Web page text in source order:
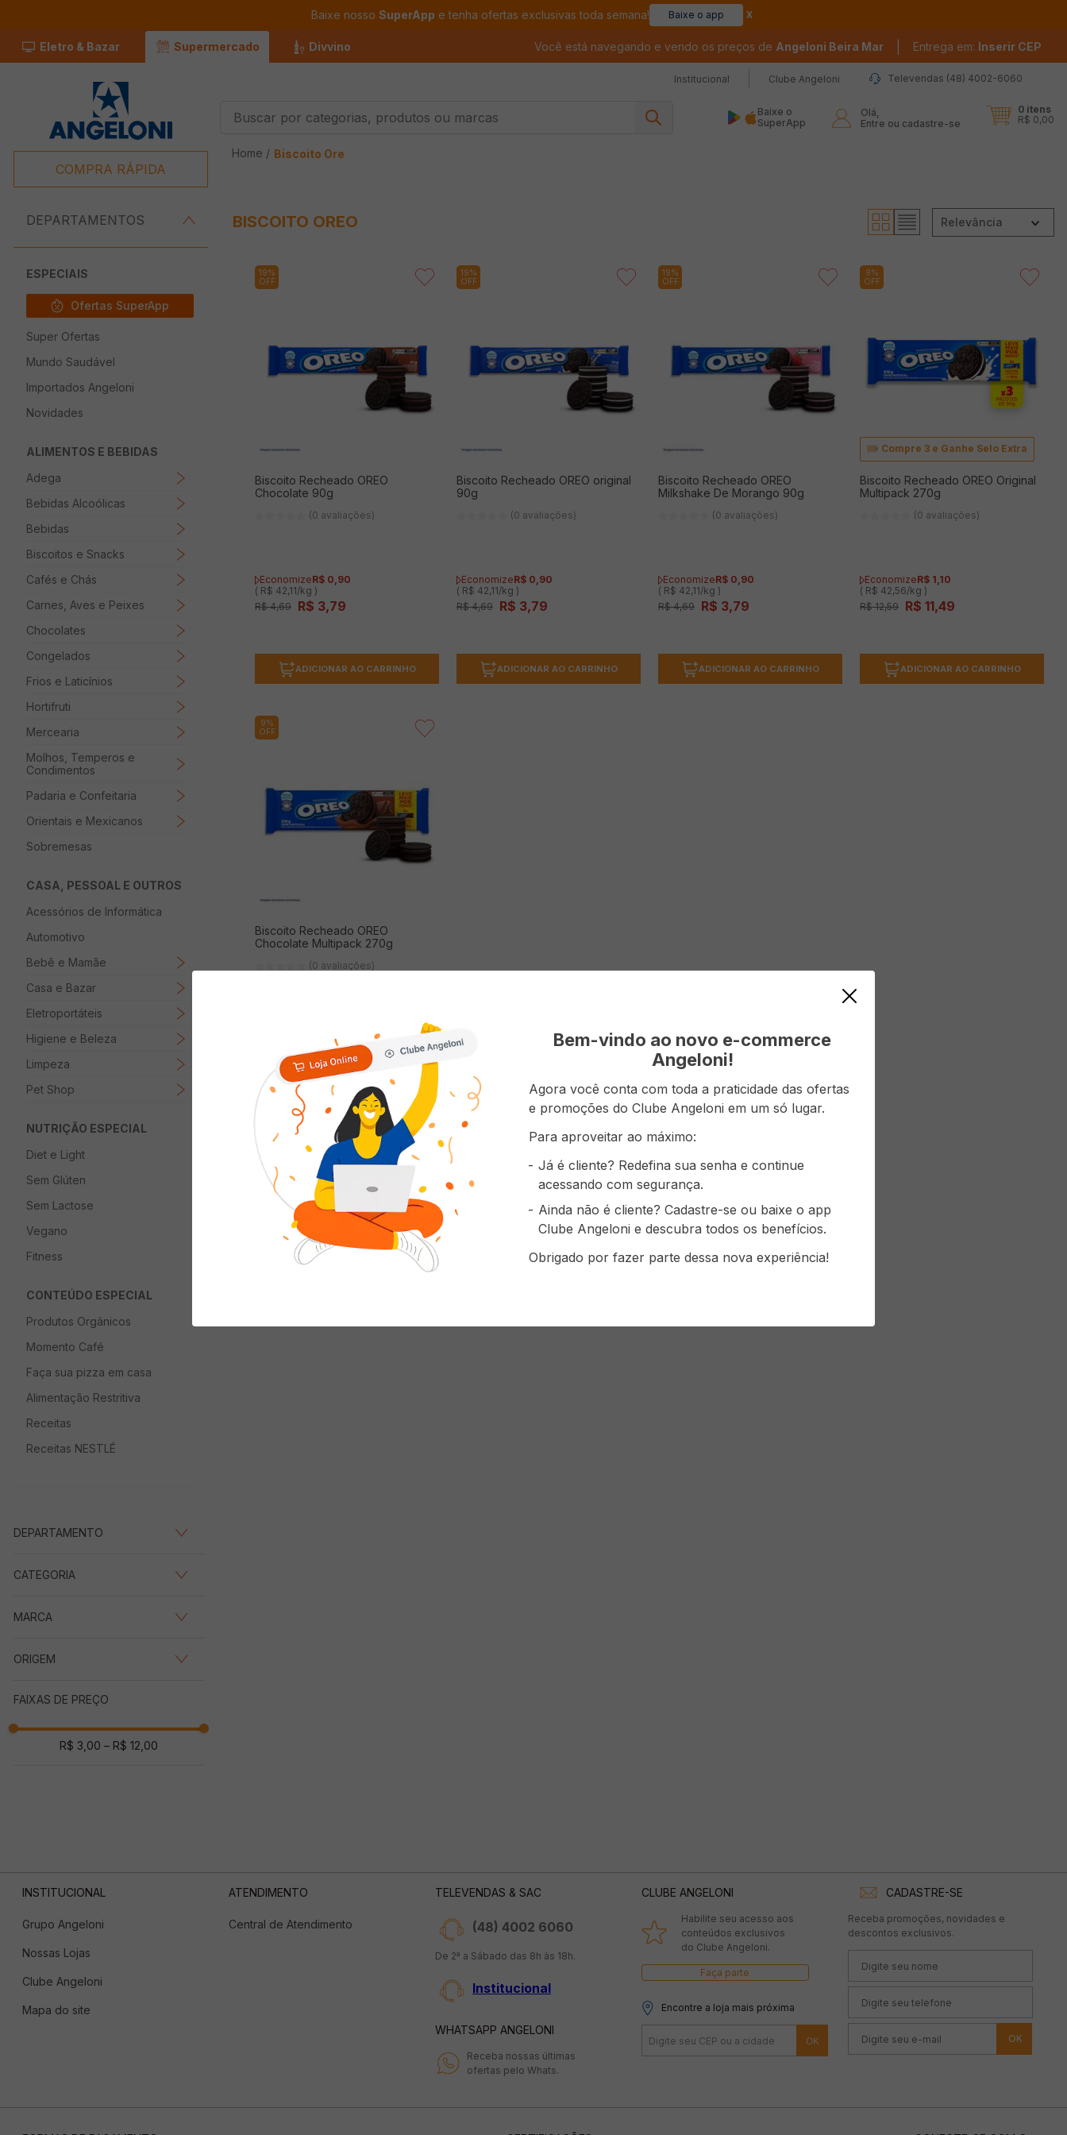
Baixe nosso SuperApp e tenha ofertas exclusivas toda semana! Baixe o app
Eletro & Bazar Supermercado Divvino Você está navegando e vendo os preços de Angeloni Beira Mar Entrega em: Inserir CEP
Institucional Clube Angeloni Televendas (48) 4002-6060
Termos Mais
Buscados
2º Leite
Iogurte
Pão
Baixe o
SuperApp
Olá,
Entre ou cadastre-se
0 itens
R$ 0,00
COMPRA RÁPIDA
DEPARTAMENTOS
ESPECIAIS
Ofertas SuperApp
Super Ofertas
Mundo Saudável
Importados Angeloni
Novidades
ALIMENTOS E BEBIDAS
Adega
Bebidas Alcoólicas
Bebidas
Biscoitos e Snacks
Cafés e Chás
Carnes, Aves e Peixes
Chocolates
Congelados
Frios e Laticínios
Hortifruti
Mercearia
Molhos, Temperos e
Condimentos
Padaria e Confeitaria
Orientais e Mexicanos
Sobremesas
CASA, PESSOAL E OUTROS
Acessórios de Informática
Automotivo
Bebê e Mamãe
Casa e Bazar
Eletroportáteis
Higiene e Beleza
Limpeza
Pet Shop
NUTRIÇÃO ESPECIAL
Diet e Light
Sem Glúten
Sem Lactose
Vegano
Fitness
CONTEÚDO ESPECIAL
Produtos Orgânicos
Momento Café
Faça sua pizza em casa
Alimentação Restritiva
Receitas
Receitas NESTLÉ
DEPARTAMENTO
CATEGORIA
MARCA
ORIGEM
FAIXAS DE PREÇO
R$ 3,00 – R$ 12,00
Home / Biscoito Ore
BISCOITO OREO Relevância
19%
OFF
Biscoito Recheado OREO
Chocolate 90g
(0 avaliações)
EconomizeR$ 0,90
( R$ 42,11/kg )
R$ 4,69 R$ 3,79
ADICIONAR AO CARRINHO
19%
OFF
Biscoito Recheado OREO original
90g
(0 avaliações)
EconomizeR$ 0,90
( R$ 42,11/kg )
R$ 4,69 R$ 3,79
ADICIONAR AO CARRINHO
19%
OFF
Biscoito Recheado OREO
Milkshake De Morango 90g
(0 avaliações)
EconomizeR$ 0,90
( R$ 42,11/kg )
R$ 4,69 R$ 3,79
ADICIONAR AO CARRINHO
9%
OFF
Compre 3 e Ganhe Selo Extra
Biscoito Recheado OREO Original
Multipack 270g
(0 avaliações)
EconomizeR$ 1,10
( R$ 42,56/kg )
R$ 12,59 R$ 11,49
ADICIONAR AO CARRINHO
9%
OFF
Biscoito Recheado OREO
Chocolate Multipack 270g
(0 avaliações)
59 R$ 11 ,49
ADICIONAR AO CARRINHO
Mostrando 1- 5 de5produtos
1
INSTITUCIONAL
Grupo Angeloni
Nossas Lojas
Clube Angeloni
Mapa do site
ATENDIMENTO
Central de Atendimento
TELEVENDAS & SAC
(48) 4002 6060
De 2ª a Sábado das 8h às 18h.
Institucional
WHATSAPP ANGELONI
Receba nossas últimas
ofertas pelo Whats.
CLUBE ANGELONI
Habilite seu acesso aos
conteúdos exclusivos
do Clube Angeloni.
Faça parte
Encontre a loja mais próxima
CADASTRE-SE
Receba promoções, novidades e
descontos exclusivos.
OK
Bem-vindo ao novo e-commerce
Angeloni!
Agora você conta com toda a praticidade das ofertas
e promoções do Clube Angeloni em um só lugar.
Para aproveitar ao máximo:
Já é cliente? Redefina sua senha e continue
acessando com segurança.
Ainda não é cliente? Cadastre-se ou baixe o app
Clube Angeloni e descubra todos os benefícios.
Obrigado por fazer parte dessa nova experiência!